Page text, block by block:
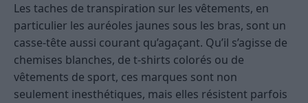
Les taches de transpiration sur les vêtements, en
particulier les auréoles jaunes sous les bras, sont un
casse-tête aussi courant qu’agaçant. Qu’il s’agisse de
chemises blanches, de t-shirts colorés ou de
vêtements de sport, ces marques sont non
seulement inesthétiques, mais elles résistent parfois